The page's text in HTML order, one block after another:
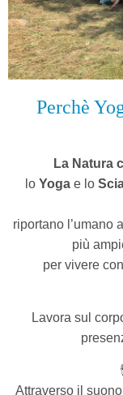
Perchè
La Natura
o Yoga e lo
riportano l’umano
più
per vivere
Lavora sul
Attraverso il